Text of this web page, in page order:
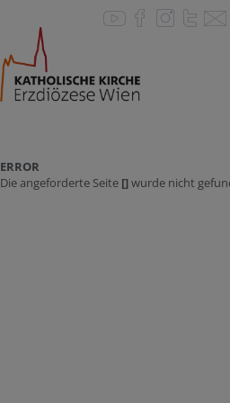
ERROR
Die angeforderte Seite []wurde nicht